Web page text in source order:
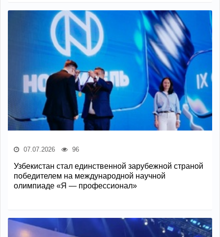
07.07.2026 96
Узбекистан стал единственной зарубежной страной
победителем на международной научной
олимпиаде «Я — профессионал»